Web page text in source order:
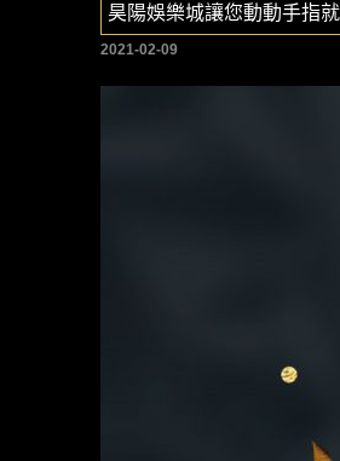
昊陽娛樂城讓您動動手指
2021-02-09